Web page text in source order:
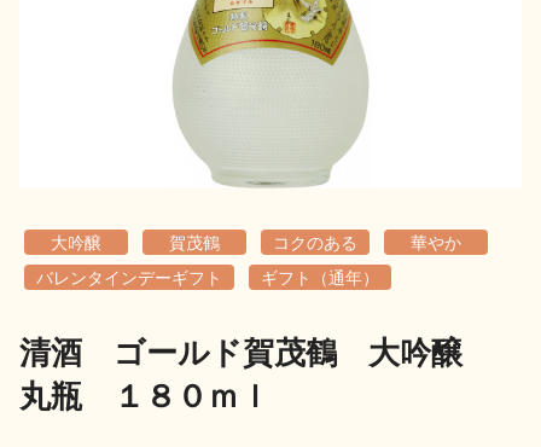
地酒解体新書
お楽しみコンテンツ
歳時記
大吟醸 賀茂鶴 コクのある
華やか
バレンタインデーギフト
ギフト（通年）
清酒 ゴールド賀茂鶴 大吟醸
丸瓶 １８０ｍｌ